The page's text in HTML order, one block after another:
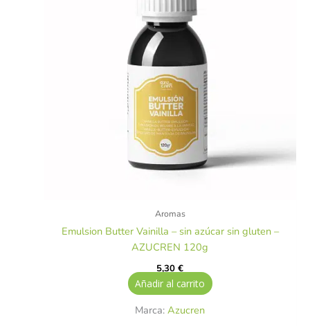
Aromas
Emulsion Butter Vainilla – sin azúcar sin gluten –
AZUCREN 120g
5,30€
Añadir al carrito
Marca:Azucren